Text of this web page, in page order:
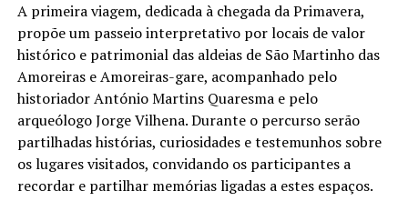
A primeira viagem, dedicada à chegada da Primavera,
propõe um passeio interpretativo por locais de valor
histórico e patrimonial das aldeias de São Martinho das
Amoreiras e Amoreiras-gare, acompanhado pelo
historiador António Martins Quaresma e pelo
arqueólogo Jorge Vilhena. Durante o percurso serão
partilhadas histórias, curiosidades e testemunhos sobre
os lugares visitados, convidando os participantes a
recordar e partilhar memórias ligadas a estes espaços.